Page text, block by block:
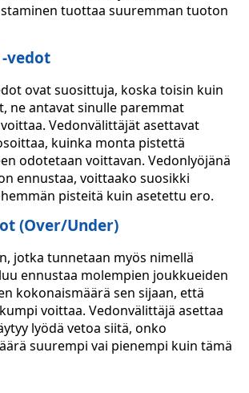
tuottaa suuremman tuoton
vedot
ovat suosittuja, koska toisin kuin
ne antavat sinulle paremmat
Vedonvälittäjät asettavat
kuinka monta pistettä
odotetaan voittavan. Vedonlyöjänä
ennustaa, voittaako suosikki
pisteitä kuin asetettu ero.
(Over/Under)
jotka tunnetaan myös nimellä
ennustaa molempien joukkueiden
kokonaismäärä sen sijaan, että
voittaa. Vedonvälittäjä asettaa
lyödä vetoa siitä, onko
suurempi vai pienempi kuin tämä